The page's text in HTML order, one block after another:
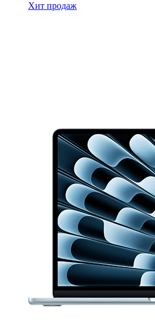
Хит продаж